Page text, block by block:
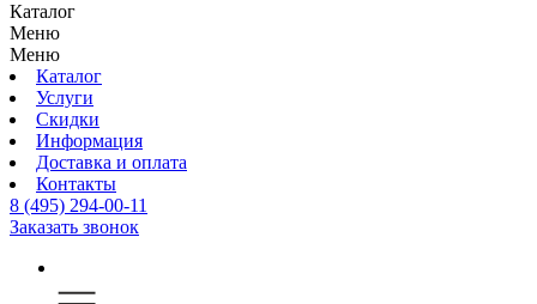
Каталог
Меню
Меню
Каталог
Услуги
Скидки
Информация
Доставка и оплата
Контакты
8 (495) 294-00-11
Заказать звонок